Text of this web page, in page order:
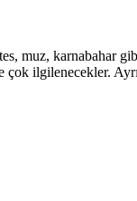
muz, karnabahar
ilgilenecekler.